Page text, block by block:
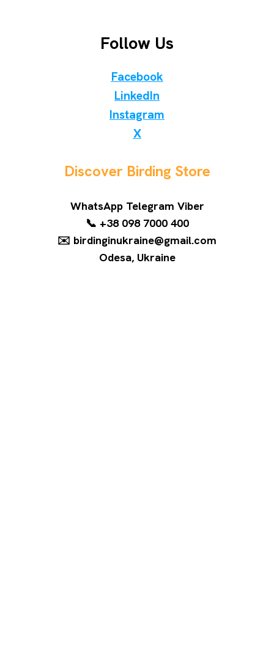
Follow Us
Facebook
LinkedIn
Instagram
X
Discover Birding Store
WhatsApp Telegram Viber
📞 +38 098 7000 400
✉️ birdinginukraine@gmail.com
Odesa, Ukraine